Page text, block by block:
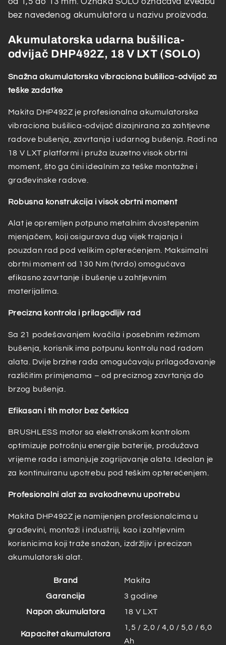
bez navedenog akumulatora u nazivu proizvoda.
Akumulatorska udarna bušilica-
odvijač DHP492Z, 18 V LXT (SOLO)
Snažna akumulatorska vibraciona bušilica-odvijač za
teške zadatke
Makita DHP492Z je profesionalna akumulatorska
vibraciona bušilica-odvijač dizajnirana za zahtjevne
radove bušenja, zavrtanja i udarnog bušenja. Radi na
18 V LXT platformi i pruža izuzetno visok obrtni
moment, što ga čini idealnim za teške montažne i
građevinske radove.
Robusna konstrukcija i visok obrtni moment
Alat je opremljen potpuno metalnim dvostepenim
mjenjačem, koji osigurava dug vijek trajanja i
pouzdan rad pod velikim opterećenjem. Maksimalni
obrtni moment od 130 Nm (tvrdo) omogućava
efikasno zavrtanje i bušenje u zahtjevnim
materijalima.
Precizna kontrola i prilagodljiv rad
Sa 21 podešavanjem kvačila i posebnim režimom
bušenja, korisnik ima potpunu kontrolu nad radom
alata. Dvije brzine rada omogućavaju prilagođavanje
različitim primjenama – od preciznog zavrtanja do
brzog bušenja.
Efikasan i tih motor bez četkica
BRUSHLESS motor sa elektronskom kontrolom
optimizuje potrošnju energije baterije, produžava
vrijeme rada i smanjuje zagrijavanje alata. Idealan je
za kontinuiranu upotrebu pod teškim opterećenjem.
Profesionalni alat za svakodnevnu upotrebu
Makita DHP492Z je namijenjen profesionalcima u
građevini, montaži i industriji, kao i zahtjevnim
korisnicima koji traže snažan, izdržljiv i precizan
akumulatorski alat.
Brand
Makita
Garancija
3 godine
Napon akumulatora
18 V LXT
Kapacitet akumulatora
1,5 / 2,0 / 4,0 / 5,0 / 6,0
Ah